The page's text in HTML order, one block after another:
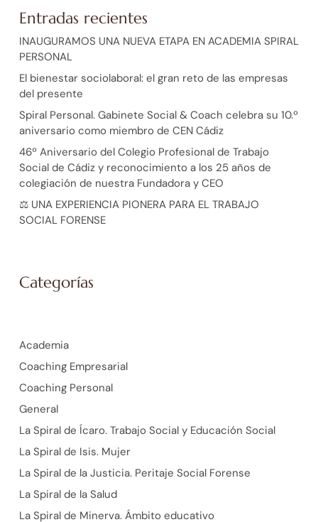
Entradas recientes
INAUGURAMOS UNA NUEVA ETAPA EN ACADEMIA SPIRAL
PERSONAL
El bienestar sociolaboral: el gran reto de las empresas
del presente
Spiral Personal. Gabinete Social & Coach celebra su 10.º
aniversario como miembro de CEN Cádiz
46º Aniversario del Colegio Profesional de Trabajo
Social de Cádiz y reconocimiento a los 25 años de
colegiación de nuestra Fundadora y CEO
⚖️ UNA EXPERIENCIA PIONERA PARA EL TRABAJO
SOCIAL FORENSE
Categorías
Academia
Coaching Empresarial
Coaching Personal
General
La Spiral de Ícaro. Trabajo Social y Educación Social
La Spiral de Isis. Mujer
La Spiral de la Justicia. Peritaje Social Forense
La Spiral de la Salud
La Spiral de Minerva. Ámbito educativo